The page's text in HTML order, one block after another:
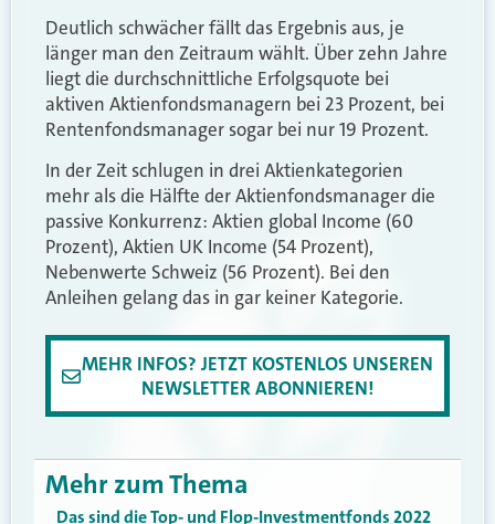
Deutlich schwächer fällt das Ergebnis aus, je
länger man den Zeitraum wählt. Über zehn Jahre
liegt die durchschnittliche Erfolgsquote bei
aktiven Aktienfondsmanagern bei 23 Prozent, bei
Rentenfondsmanager sogar bei nur 19 Prozent.
In der Zeit schlugen in drei Aktienkategorien
mehr als die Hälfte der Aktienfondsmanager die
passive Konkurrenz: Aktien global Income (60
Prozent), Aktien UK Income (54 Prozent),
Nebenwerte Schweiz (56 Prozent). Bei den
Anleihen gelang das in gar keiner Kategorie.
MEHR INFOS? JETZT KOSTENLOS UNSEREN
NEWSLETTER ABONNIEREN!
Mehr zum Thema
Das sind die Top- und Flop-Investmentfonds 2022